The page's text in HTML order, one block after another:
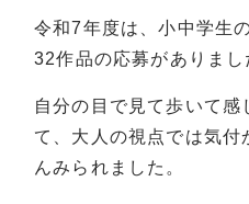
令和7年度は、小中学生
32作品の応募がありまし
自分の目で見て歩いて
て、大人の視点では気
んみられました。